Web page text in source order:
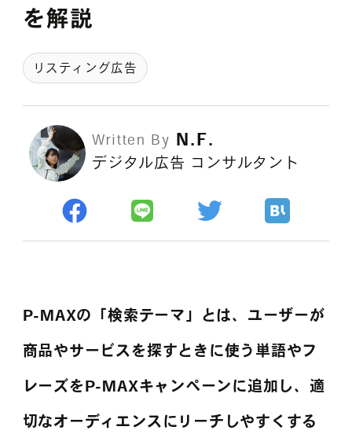
無料診断実施中
Webマーケティング用語集
よくある質問
を解説
リスティング広告
Written By N.F.
デジタル広告 コンサルタント
P-MAXの「検索テーマ」とは、ユーザーが
商品やサービスを探すときに使う単語やフ
レーズをP-MAXキャンペーンに追加し、適
切なオーディエンスにリーチしやすくする